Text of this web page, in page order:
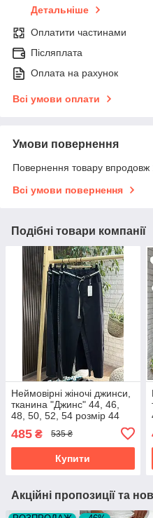
Детальніше
Оплатити частинами
Післяплата
Оплата на рахунок
Всі умови оплати
Умови повернення
Повернення товару впродовж
Всі умови повернення
Подібні товари компанії
Неймовірні жіночі джинси,
тканина "Джинс" 44, 46,
48, 50, 52, 54 розмір 44
485 ₴ 535 ₴
Купити
Акційні пропозиції та